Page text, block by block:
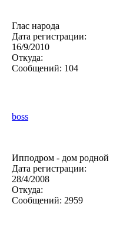
Глас народа
Дата регистрации:
16/9/2010
Откуда:
Сообщений: 104
boss
Ипподром - дом родной
Дата регистрации:
28/4/2008
Откуда:
Сообщений: 2959